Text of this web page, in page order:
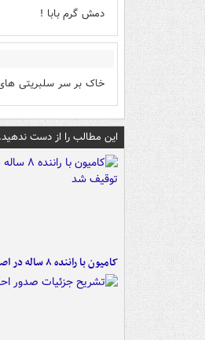
دمش گرم بابا !
خاک بر سر سلبریتی های
این مطالب را از دست
کامیون با راننده ۸ ساله در اصفهان توقیف شد